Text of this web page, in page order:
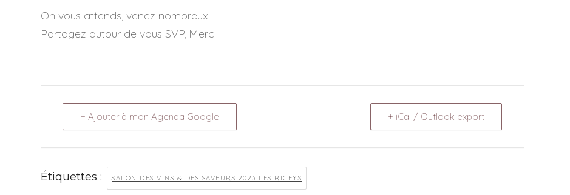
On vous attends, venez nombreux !
Partagez autour de vous SVP, Merci
+ Ajouter à mon Agenda Google + iCal / Outlook export
Étiquettes : SALON DES VINS & DES SAVEURS 2023 LES RICEYS